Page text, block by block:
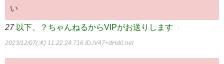
い
27 以下、？ちゃんねるからVIPがお送りします ：
2023/12/07(木) 11:22:24.716 ID:iV47+dHd0.net